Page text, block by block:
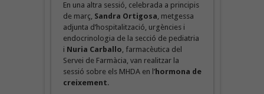
En una altra sessió, celebrada a principis
de març, Sandra Ortigosa, metgessa
adjunta d’hospitalització, urgències i
endocrinologia de la secció de pediatria
i Nuria Carballo, farmacèutica del
Servei de Farmàcia, van realitzar la
sessió sobre els MHDA en l’hormona de
creixement.